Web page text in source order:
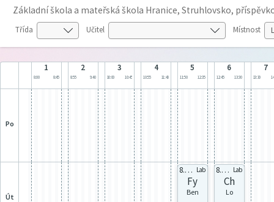
Základní škola a mateřská škola Hranice, Struhlovsko,
Třída Učitel Místnost
1
8:00 8:45
2
8:55 9:40
3
10:00 10:45
4
10:55 11:40
5
11:50 12:35
6
12:45 13:30
7
13:30
po
út
8.A 8A2 Lab
Fy
Ben
8.A 8A2 Lab
Ch
Lo